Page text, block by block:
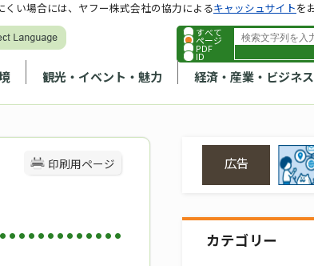
すべて
ページ
PDF
ID
観光・イベント・魅力 経済・産業・ビジネス
くい場合には、ヤフー株式会社の協力によるキャッシュサイトを
印刷用ページ 広告
カテゴリー